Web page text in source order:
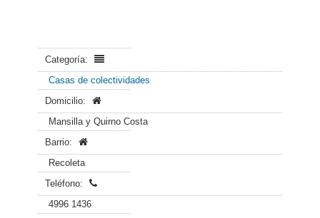
Categoría:
Casas de colectividades
Domicilio:
Mansilla y Quirno Costa
Barrio:
Recoleta
Teléfono:
4996 1436